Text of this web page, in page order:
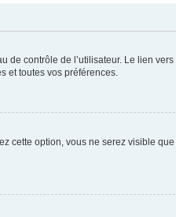
de contrôle de l’utilisateur. Le lien
et toutes vos préférences.
cette option, vous ne serez visible